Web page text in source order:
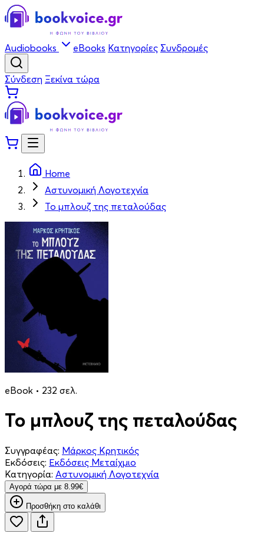
Audiobooks eBooks Κατηγορίες Συνδρομές
Σύνδεση Ξεκίνα τώρα
Home
Αστυνομική Λογοτεχνία
Το μπλουζ της πεταλούδας
eBook • 232 σελ.
Το μπλουζ της πεταλούδας
Συγγραφέας: Μάρκος Κρητικός
Εκδόσεις: Εκδόσεις Μεταίχμιο
Κατηγορία: Αστυνομική Λογοτεχνία
Aγορά τώρα με 8.99€
Προσθήκη στο καλάθι